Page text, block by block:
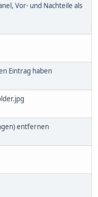
Vor- und Nachteile als
Eintrag haben
entfernen